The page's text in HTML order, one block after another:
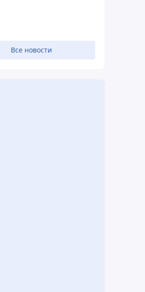
Все новости